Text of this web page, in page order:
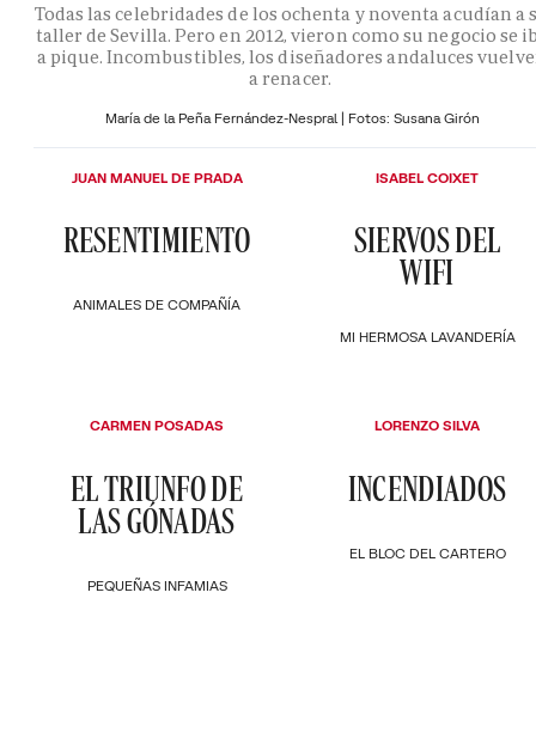
Todas las celebridades de los ochenta y noventa acudían a
taller de Sevilla. Pero en 2012, vieron como su negocio se
a pique. Incombustibles, los diseñadores andaluces
a renacer.
María de la Peña Fernández-Nespral | Fotos: Susana Girón
ANIMALES DE COMPAÑÍA
RESENTIMIENTO
JUAN MANUEL DE PRADA
MI HERMOSA LAVANDERÍA
SIERVOS DEL
WIFI
ISABEL COIXET
PEQUEÑAS INFAMIAS
EL TRIUNFO DE
LAS GÓNADAS
CARMEN POSADAS
EL BLOC DEL CARTERO
INCENDIADOS
LORENZO SILVA